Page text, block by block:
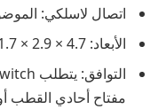
اتصال لاسلكي:
الأبعاد: 4.7 × 2.9 × 1.7 بوصة/120 × 75 × 45 ملم
مفتاح أحادي القطب